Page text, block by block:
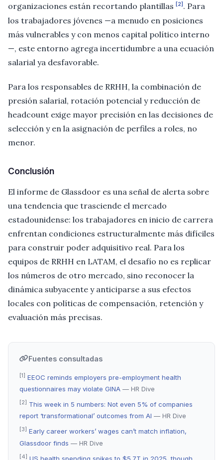
organizaciones están recortando plantillas [2] . Para
los trabajadores jóvenes —a menudo en posiciones
más vulnerables y con menos capital político interno
—, este entorno agrega incertidumbre a una ecuación
salarial ya desfavorable.
Para los responsables de RRHH, la combinación de
presión salarial, rotación potencial y reducción de
headcount exige mayor precisión en las decisiones de
selección y en la asignación de perfiles a roles, no
menor.
Conclusión
El informe de Glassdoor es una señal de alerta sobre
una tendencia que trasciende el mercado
estadounidense: los trabajadores en inicio de carrera
enfrentan condiciones estructuralmente más difíciles
para construir poder adquisitivo real. Para los
equipos de RRHH en LATAM, el desafío no es replicar
los números de otro mercado, sino reconocer la
dinámica subyacente y anticiparse a sus efectos
locales con políticas de compensación, retención y
evaluación más precisas.
Fuentes consultadas
[1] EEOC reminds employers pre-employment health
questionnaires may violate GINA — HR Dive
[2] This week in 5 numbers: Not even 5% of companies
report ‘transformational’ outcomes from AI — HR Dive
[3] Early career workers’ wages can’t match inflation,
Glassdoor finds — HR Dive
[4]